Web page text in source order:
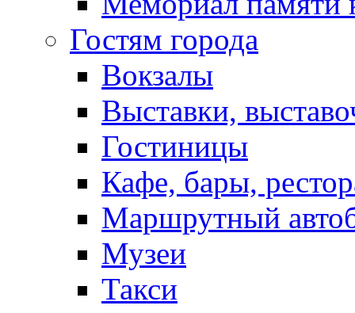
Гостям города
Вокзалы
Выставки,
Гостиницы
Кафе, бары,
Маршрутный
Музеи
Такси